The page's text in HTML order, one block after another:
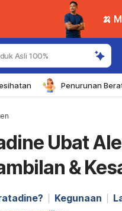
🍌
Asli 100%
Penurunan
Ubat
&
Kegunaan